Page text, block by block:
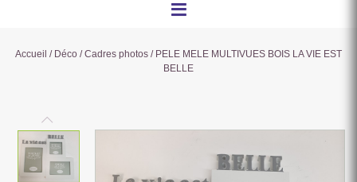
Accueil / Déco /Cadres photos / PELE MELE MULTIVUES BOIS LA VIE EST
BELLE